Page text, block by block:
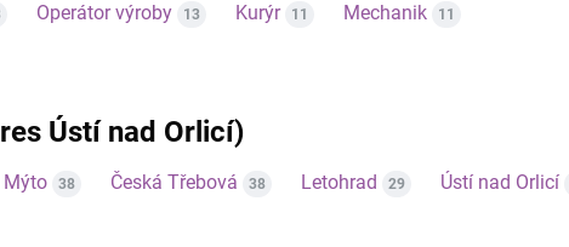
Operátor výroby 13 Kurýr 11 Mechanik 11
Ústí nad Orlicí)
Mýto 38 Česká Třebová 38 Letohrad 29 Ústí nad Orlicí